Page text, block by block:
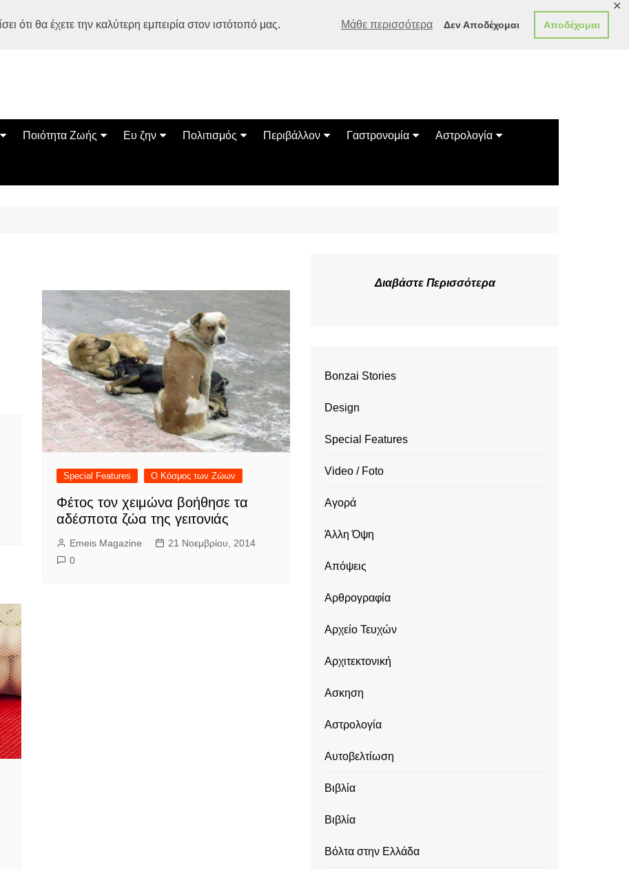
ότι θα έχετε την καλύτερη εμπειρία στον ιστότοπό μας. Μάθε περισσότερα Δεν Αποδέχομαι Αποδέχομαι
✕
Ποιότητα Ζωής
Ασκηση
Ευ ζην
Αυτοβελτίωση
Πολιτισμός
Εκδηλώσεις
Βόλτα στην Ελλάδα
Ταξίδια
Περιβάλλον
Οικολογία
Γαστρονομία
Συνταγές
Αστρολογία
Κινέζικο Ωροσκόπιο
Special Features Ο Κόσμος των Ζώων
Φέτος τον χειμώνα βοήθησε τα
αδέσποτα ζώα της γειτονιάς
Emeis Magazine
21 Νοεμβρίου, 2014
0
Διαβάστε Περισσότερα
Bonzai Stories
Design
Special Features
Video / Foto
Αγορά
Άλλη Όψη
Απόψεις
Αρθρογραφία
Αρχείο Τευχών
Αρχιτεκτονική
Ασκηση
Αστρολογία
Αυτοβελτίωση
Βιβλία
Βιβλία
Βόλτα στην Ελλάδα